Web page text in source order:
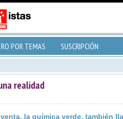
POR TEMAS SUSCRIPCIÓN
realidad
la química verde, también